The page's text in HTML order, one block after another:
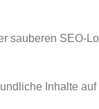
sauberen SEO-
Inhalte